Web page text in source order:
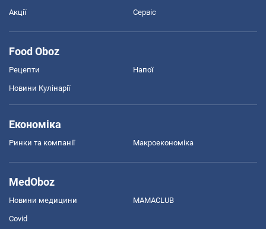
Акції Сервіс
Food Oboz
Рецепти Напої
Новини Кулінарії
Економіка
Ринки та компанії Макроекономіка
MedOboz
Новини медицини MAMACLUB
Covid